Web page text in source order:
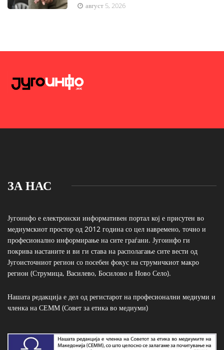
август 5, 2026
ЗА НАС
Југоинфо е електронски информативен портал кој е присутен во
медиумскиот простор од 2012 година со цел навремено, точно и
професионално информирање на сите граѓани. Југоинфо ги
покрива настаните и ви ги става на располагање сите вести од
Југоисточниот регион со посебен фокус на струмичкиот макро
регион (Струмица, Василево, Босилово и Ново Село).
Нашата редакција е дел од регистарот на професионални медиуми и
членка на СЕММ (Совет за етика во медиуми)